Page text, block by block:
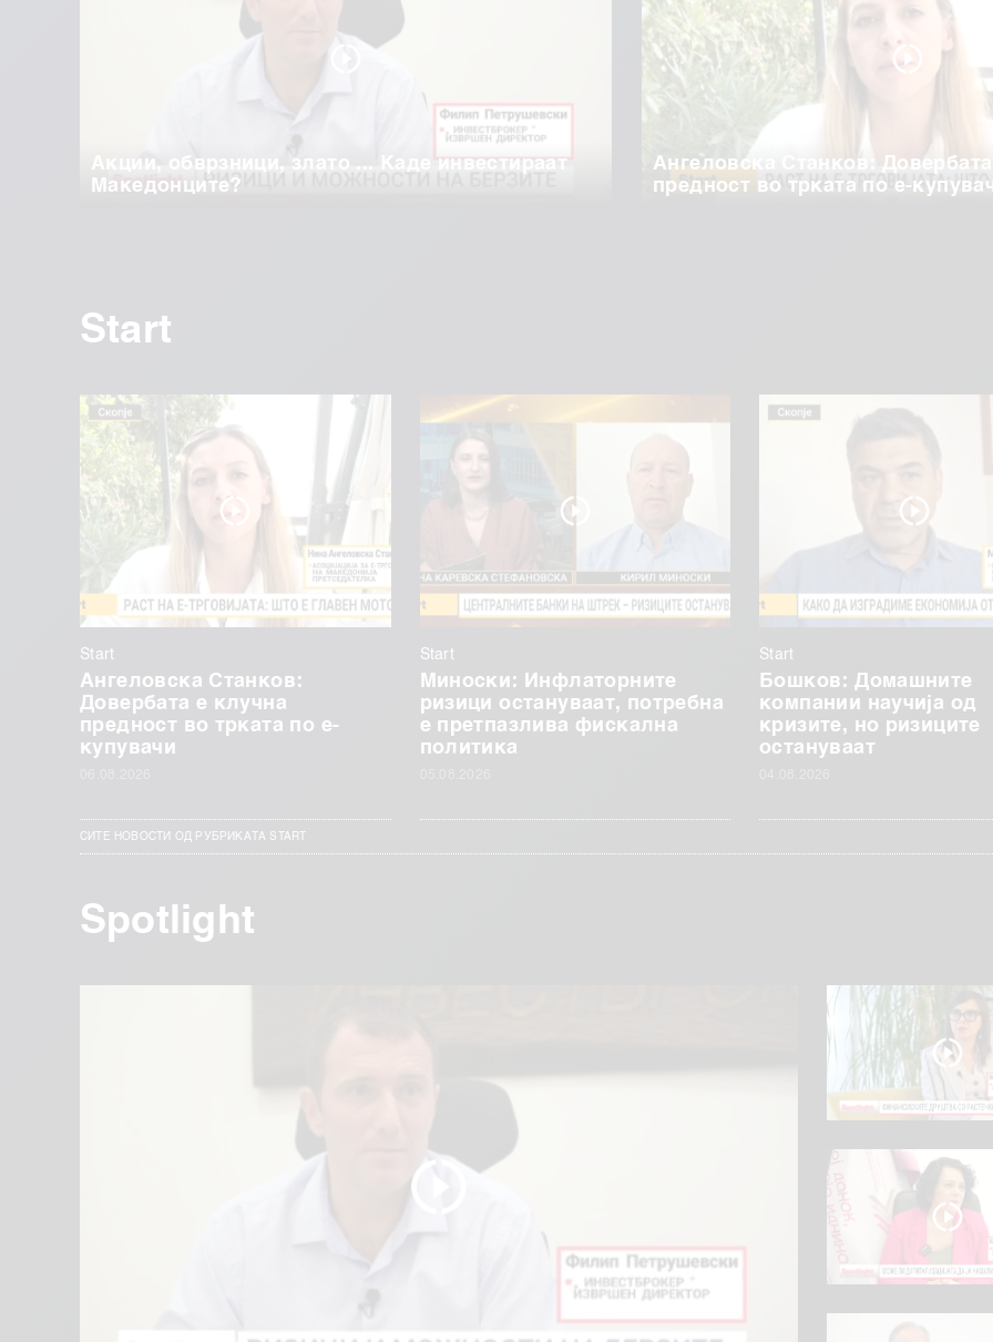
Акции, обврзници, злато ... Каде инвестираат
Македонците?
Ангеловска Станков:
предност во трката по е-
Start
Start
Ангеловска Станков:
Довербата е клучна
предност во трката по е-
купувачи
Start
Миноски: Инфлаторните
ризици остануваат, потребна
е претпазлива фискална
политика
Start
Бошков: Домашните
компании научија од
кризите, но ризиците
остануваат
СИТЕ НОВОСТИ ОД РУБРИКАТА START
Spotlight